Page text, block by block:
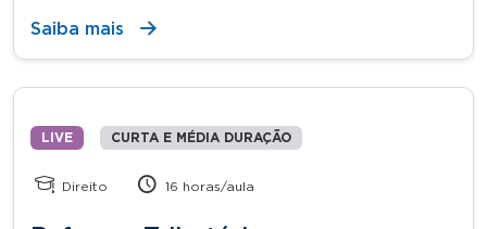
Saiba mais
LIVE CURTA E MÉDIA DURAÇÃO
Direito 16 horas/aula